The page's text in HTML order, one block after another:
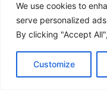
We use cookies to
serve personalized
By clicking "Accept
CustomizeΕ.Α.Π. –